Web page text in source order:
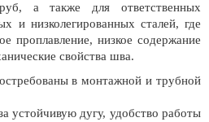
а также для ответственных
и низколегированных сталей, где
проплавление, низкое содержание
свойства шва.
в монтажной и трубной
устойчивую дугу, удобство работы